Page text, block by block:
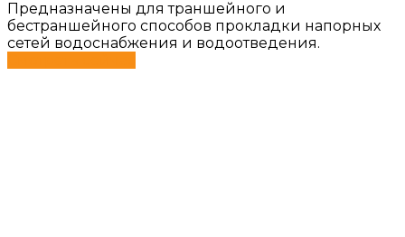
Предназначены для траншейного и
бестраншейного способов прокладки напорных
сетей водоснабжения и водоотведения.